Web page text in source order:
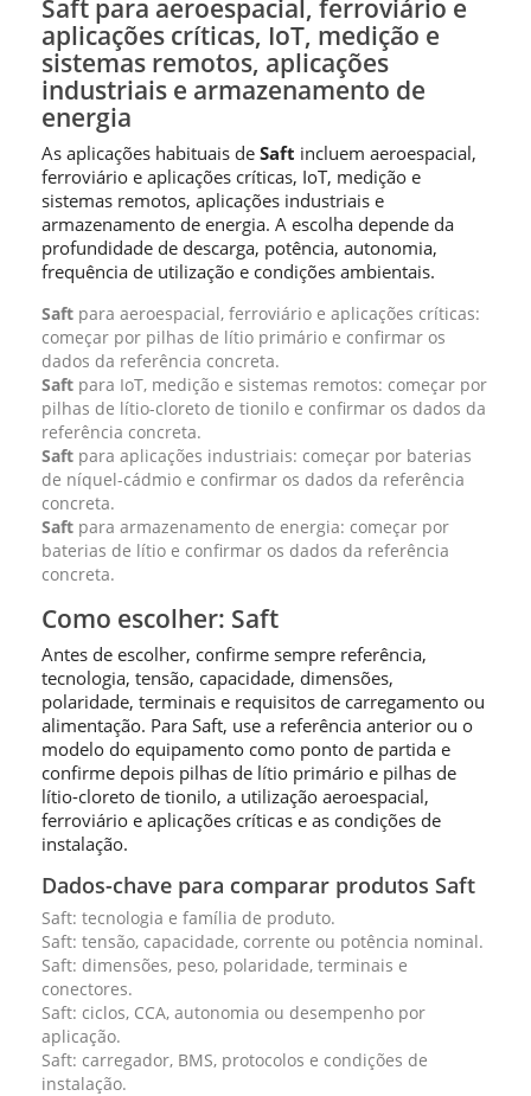
Saft para aeroespacial, ferroviário e
aplicações críticas, IoT, medição e
sistemas remotos, aplicações
industriais e armazenamento de
energia
As aplicações habituais de Saft incluem aeroespacial,
ferroviário e aplicações críticas, IoT, medição e
sistemas remotos, aplicações industriais e
armazenamento de energia. A escolha depende da
profundidade de descarga, potência, autonomia,
frequência de utilização e condições ambientais.
Saft para aeroespacial, ferroviário e aplicações críticas:
começar por pilhas de lítio primário e confirmar os
dados da referência concreta.
Saft para IoT, medição e sistemas remotos: começar por
pilhas de lítio-cloreto de tionilo e confirmar os dados da
referência concreta.
Saft para aplicações industriais: começar por baterias
de níquel-cádmio e confirmar os dados da referência
concreta.
Saft para armazenamento de energia: começar por
baterias de lítio e confirmar os dados da referência
concreta.
Como escolher: Saft
Antes de escolher, confirme sempre referência,
tecnologia, tensão, capacidade, dimensões,
polaridade, terminais e requisitos de carregamento ou
alimentação. Para Saft, use a referência anterior ou o
modelo do equipamento como ponto de partida e
confirme depois pilhas de lítio primário e pilhas de
lítio-cloreto de tionilo, a utilização aeroespacial,
ferroviário e aplicações críticas e as condições de
instalação.
Dados-chave para comparar produtos Saft
Saft: tecnologia e família de produto.
Saft: tensão, capacidade, corrente ou potência nominal.
Saft: dimensões, peso, polaridade, terminais e
conectores.
Saft: ciclos, CCA, autonomia ou desempenho por
aplicação.
Saft: carregador, BMS, protocolos e condições de
instalação.